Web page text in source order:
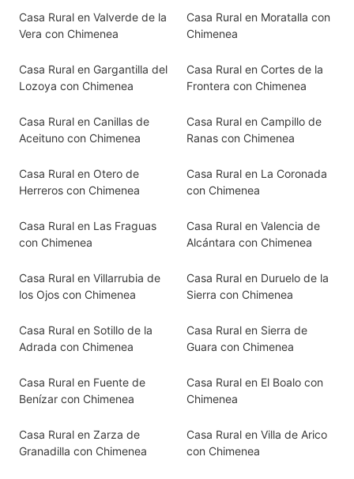
Casa Rural en Valverde de la
Vera con Chimenea
Casa Rural en Moratalla con
Chimenea
Casa Rural en Gargantilla del
Lozoya con Chimenea
Casa Rural en Cortes de la
Frontera con Chimenea
Casa Rural en Canillas de
Aceituno con Chimenea
Casa Rural en Campillo de
Ranas con Chimenea
Casa Rural en Otero de
Herreros con Chimenea
Casa Rural en La Coronada
con Chimenea
Casa Rural en Las Fraguas
con Chimenea
Casa Rural en Valencia de
Alcántara con Chimenea
Casa Rural en Villarrubia de
los Ojos con Chimenea
Casa Rural en Duruelo de la
Sierra con Chimenea
Casa Rural en Sotillo de la
Adrada con Chimenea
Casa Rural en Sierra de
Guara con Chimenea
Casa Rural en Fuente de
Benízar con Chimenea
Casa Rural en El Boalo con
Chimenea
Casa Rural en Zarza de
Granadilla con Chimenea
Casa Rural en Villa de Arico
con Chimenea